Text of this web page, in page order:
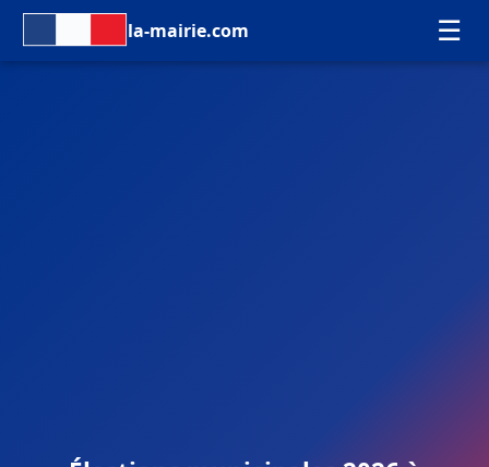
la-mairie.com ☰